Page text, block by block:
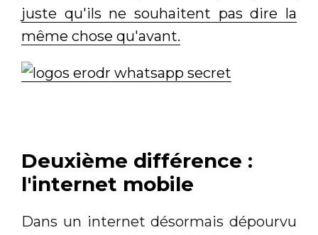
juste qu'ils ne souhaitent pas dire la
même chose qu'avant.
Deuxième différence :
l'internet mobile
Dans un internet désormais dépourvu